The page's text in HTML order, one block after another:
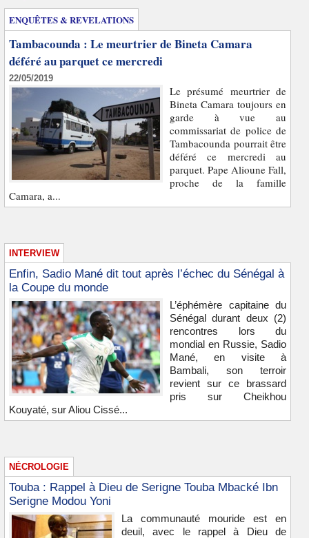
ENQUÊTES & REVELATIONS
Tambacounda : Le meurtrier de Bineta Camara
déféré au parquet ce mercredi
22/05/2019
Le présumé meurtrier de
Bineta Camara toujours en
garde à vue au
commissariat de police de
Tambacounda pourrait être
déféré ce mercredi au
parquet. Pape Alioune Fall,
proche de la famille
Camara, a...
INTERVIEW
Enfin, Sadio Mané dit tout après l’échec du Sénégal à
la Coupe du monde
L’éphémère capitaine du
Sénégal durant deux (2)
rencontres lors du
mondial en Russie, Sadio
Mané, en visite à
Bambali, son terroir
revient sur ce brassard
pris sur Cheikhou
Kouyaté, sur Aliou Cissé...
NÉCROLOGIE
Touba : Rappel à Dieu de Serigne Touba Mbacké Ibn
Serigne Modou Yoni
La communauté mouride est en
deuil, avec le rappel à Dieu de